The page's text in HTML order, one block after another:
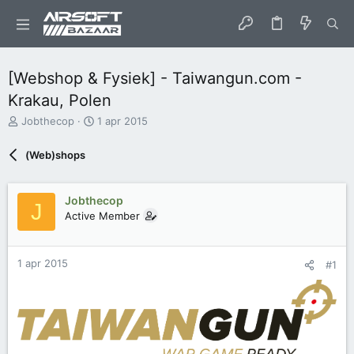
[Webshop & Fysiek] - Taiwangun.com -
Krakau, Polen
O
e
w
p
s
t
e
r
Jobthecop
S
a
t
m
1 apr 2015
(Web)shops
J Jobthecop
Active Member
1 apr 2015 #1